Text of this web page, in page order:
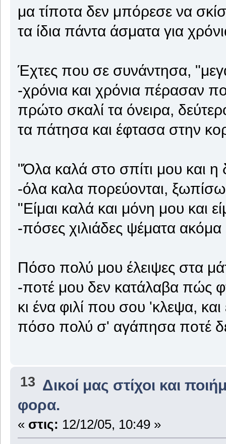
μα τίποτα δεν μπόρεσε να
τα ίδια πάντα άσματα για
Έχτες που σε συνάντησα,
-χρόνια και χρόνια πέρασαν
πρώτο σκαλί τα όνειρα,
τα πάτησα και έφτασα στην
"Όλα καλά στο σπίτι μου και η
-όλα καλα πορεύονται,
"Είμαι καλά και μόνη μου και
-πόσες χιλιάδες ψέματα
Πόσο πολύ μου έλειψες στα
-ποτέ μου δεν κατάλαβα πώς
κι ένα φιλί που σου 'κλεψα,
πόσο πολύ σ' αγάπησα ποτέ
13 Δικοί μας στίχοι και
φορα.
« στις: 12/12/05, 10:49 »